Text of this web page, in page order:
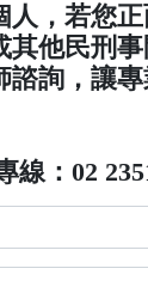
人，若您
其他民刑
諮詢，讓
線：02